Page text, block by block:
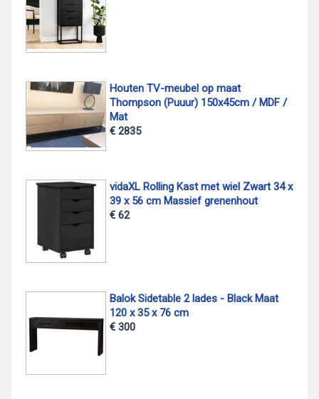
Houten TV-meubel op maat
Thompson (Puuur) 150x45cm / MDF /
Mat
€ 2835
vidaXL Rolling Kast met wiel Zwart 34 x
39 x 56 cm Massief grenenhout
€ 62
Balok Sidetable 2 lades - Black Maat
120 x 35 x 76 cm
€ 300